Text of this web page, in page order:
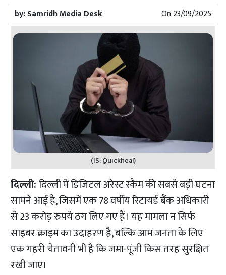
by:Samridh Media Desk On23/09/2025
(IS: Quickheal)
दिल्ली:दिल्ली में डिजिटल अरेस्ट स्कैम की सबसे बड़ी घटना
सामने आई है, जिसमें एक 78 वर्षीय रिटायर्ड बैंक अधिकारी
से 23 करोड़ रुपये ठग लिए गए हैं। यह मामला न सिर्फ
साइबर क्राइम का उदाहरण है, बल्कि आम जनता के लिए
एक गहरी चेतावनी भी है कि जमा-पूंजी किस तरह सुरक्षित
रखी जाए।